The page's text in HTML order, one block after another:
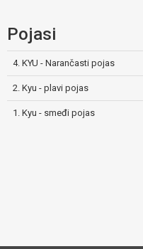
Pojasi
4. KYU - Narančasti pojas
2. Kyu - plavi pojas
1. Kyu - smeđi pojas